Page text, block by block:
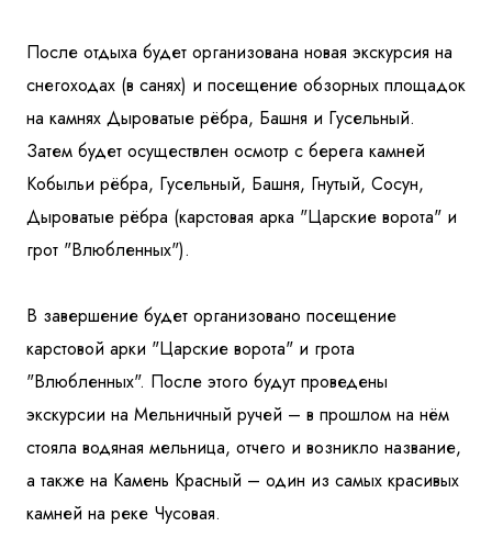
После отдыха будет организована новая экскурсия на
снегоходах (в санях) и посещение обзорных площадок
на камнях Дыроватые рёбра, Башня и Гусельный.
Затем будет осуществлен осмотр с берега камней
Кобыльи рёбра, Гусельный, Башня, Гнутый, Сосун,
Дыроватые рёбра (карстовая арка "Царские ворота" и
грот "Влюбленных").
В завершение будет организовано посещение
карстовой арки "Царские ворота" и грота
"Влюбленных". После этого будут проведены
экскурсии на Мельничный ручей – в прошлом на нём
стояла водяная мельница, отчего и возникло название,
а также на Камень Красный – один из самых красивых
камней на реке Чусовая.